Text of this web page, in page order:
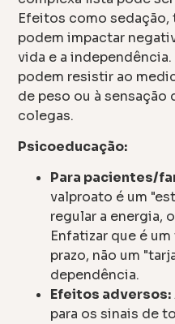
Efeitos como sedação,
podem impactar
vida e a
podem resistir ao
de peso ou à
colegas.
Psicoeducação:
Para pacientes/
valproato é um
regular a energia,
Enfatizar que é
prazo, não um
dependência.
Efeitos adversos:
para os sinais de